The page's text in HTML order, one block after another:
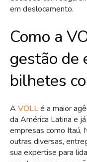
em deslocamento.
Como a
gestão de
bilhetes
A VOLLé a maior
da América Latina e
empresas como Itaú,
outras diversas,
sua expertise para